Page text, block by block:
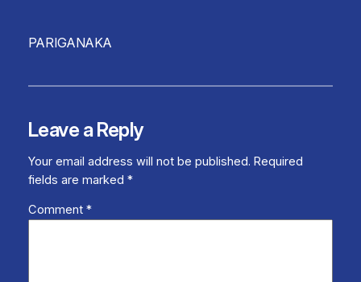
PARIGANAKA
Leave a Reply
Your email address will not be published. Required
fields are marked *
Comment *